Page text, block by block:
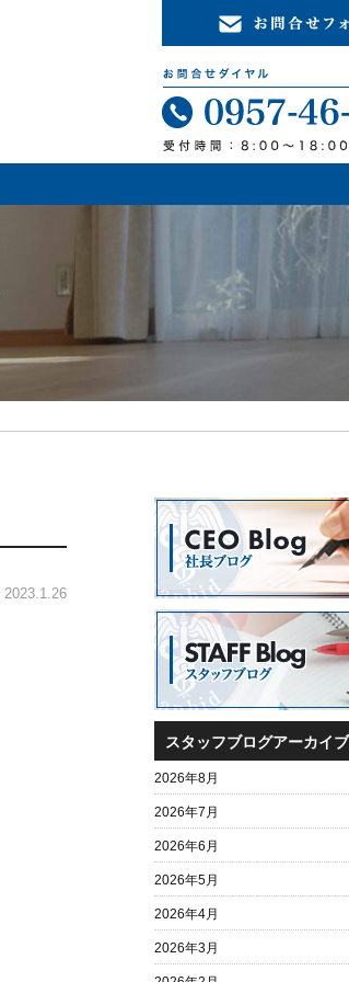
2023.1.26
スタッフブログアーカイブ
2026年8月
2026年7月
2026年6月
2026年5月
2026年4月
2026年3月